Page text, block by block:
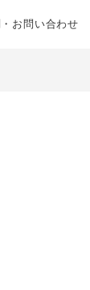
お問い合わせ